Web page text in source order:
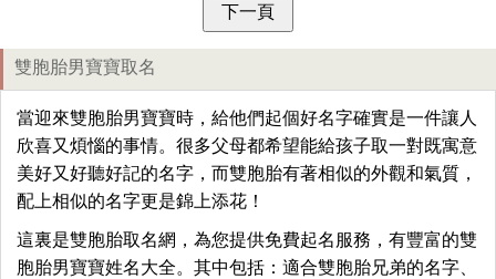
雙胞胎男寶寶取名
當迎來雙胞胎男寶寶時，給他們起個好名字確實是一件讓人
欣喜又煩惱的事情。很多父母都希望能給孩子取一對既寓意
美好又好聽好記的名字，而雙胞胎有著相似的外觀和氣質，
配上相似的名字更是錦上添花！
這裏是雙胞胎取名網，為您提供免費起名服務，有豐富的雙
胞胎男寶寶姓名大全。其中包括：適合雙胞胎兄弟的名字、